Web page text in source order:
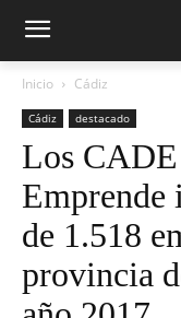
Inicio Cádiz
Cádiz destacado
Los
Emprende
de 1.518
provincia